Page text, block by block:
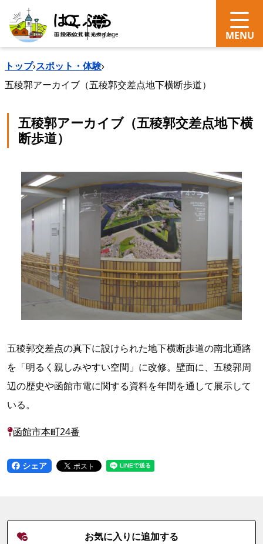
search Language
トップ›スポット・体験›
五稜郭アーカイブ（五稜郭交差点地下横断歩道）
五稜郭アーカイブ（五稜郭交差点地下横
断歩道）
五稜郭交差点の真下に設けられた地下横断歩道の南北通路
を「明るく親しみやすい空間」に改修。壁面に、五稜郭周
辺の歴史や函館市電に関する資料を年間を通して展示して
いる。
函館市本町24番
シェア
お気に入りに追加する